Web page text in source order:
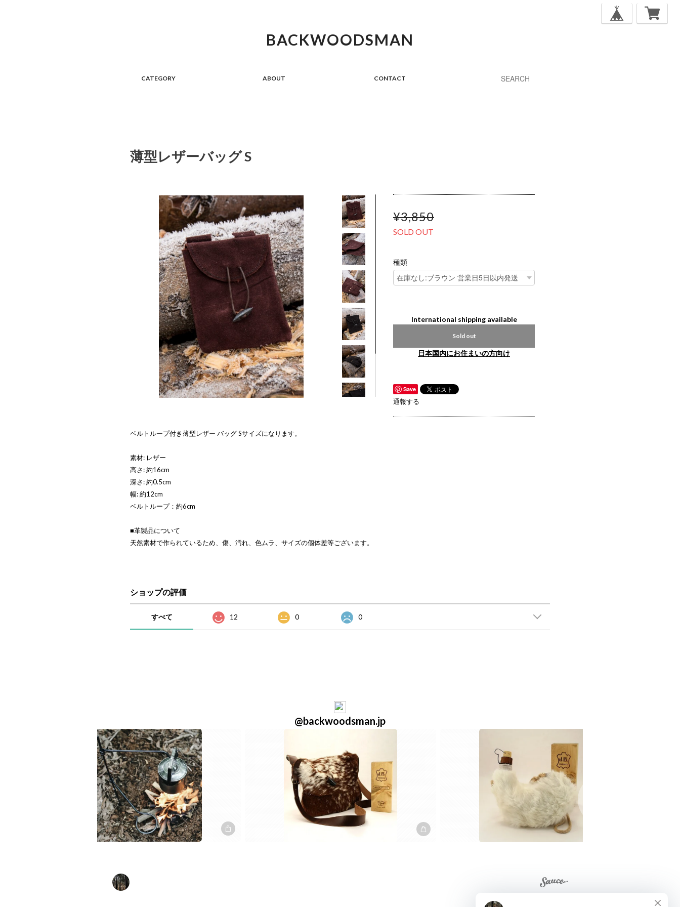
BACKWOODSMAN
CATEGORY ABOUT CONTACT
薄型レザーバッグ S
ベルトループ付き薄型レザー バッグ Sサイズになります。
素材: レザー
高さ: 約16cm
深さ: 約0.5cm
幅: 約12cm
ベルトループ：約6cm
■革製品について
天然素材で作られているため、傷、汚れ、色ムラ、サイズの個体差等ございます。
¥3,850
SOLD OUT
種類
International shipping available
Sold out
日本国内にお住まいの方向け
Save
通報する
ショップの評価
すべて 12 0 0
@backwoodsman.jp